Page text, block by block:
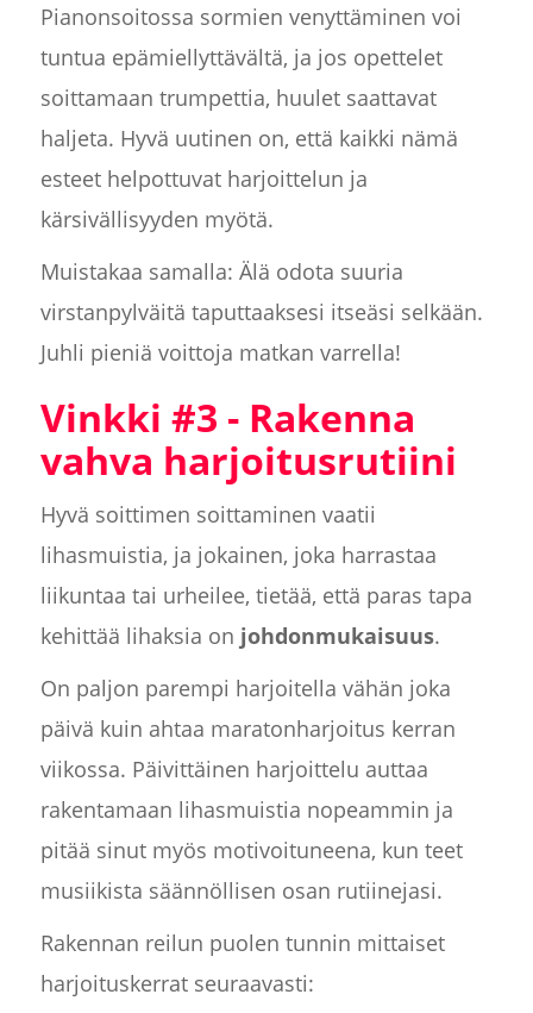
Pianonsoitossa sormien venyttäminen voi
tuntua epämiellyttävältä, ja jos opettelet
soittamaan trumpettia, huulet saattavat
haljeta. Hyvä uutinen on, että kaikki nämä
esteet helpottuvat harjoittelun ja
kärsivällisyyden myötä.
Muistakaa samalla: Älä odota suuria
virstanpylväitä taputtaaksesi itseäsi selkään.
Juhli pieniä voittoja matkan varrella!
Vinkki #3 - Rakenna
vahva harjoitusrutiini
Hyvä soittimen soittaminen vaatii
lihasmuistia, ja jokainen, joka harrastaa
liikuntaa tai urheilee, tietää, että paras tapa
kehittää lihaksia on johdonmukaisuus.
On paljon parempi harjoitella vähän joka
päivä kuin ahtaa maratonharjoitus kerran
viikossa. Päivittäinen harjoittelu auttaa
rakentamaan lihasmuistia nopeammin ja
pitää sinut myös motivoituneena, kun teet
musiikista säännöllisen osan rutiinejasi.
Rakennan reilun puolen tunnin mittaiset
harjoituskerrat seuraavasti: